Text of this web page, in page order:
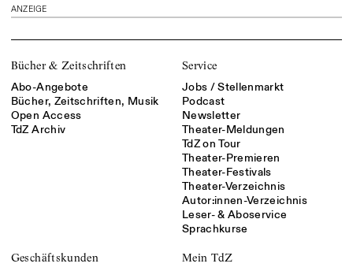
ANZEIGE
Bücher & Zeitschriften
Abo-Angebote
Bücher, Zeitschriften, Musik
Open Access
TdZ Archiv
Service
Jobs / Stellenmarkt
Podcast
Newsletter
Theater-Meldungen
TdZ on Tour
Theater-Premieren
Theater-Festivals
Theater-Verzeichnis
Autor:innen-Verzeichnis
Leser- & Aboservice
Sprachkurse
Geschäftskunden Mein TdZ